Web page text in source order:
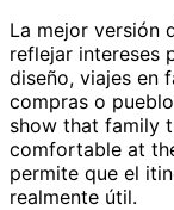
La mejor versión
reflejar intereses
diseño, viajes en
compras o
show that family
comfortable at
permite que el
realmente útil.